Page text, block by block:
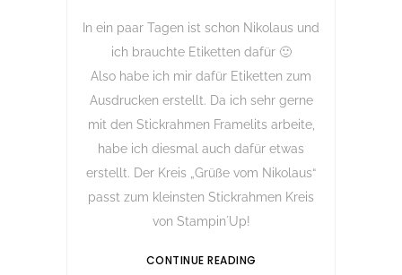
In ein paar Tagen ist schon Nikolaus und
ich brauchte Etiketten dafür 🙂
Also habe ich mir dafür Etiketten zum
Ausdrucken erstellt. Da ich sehr gerne
mit den Stickrahmen Framelits arbeite,
habe ich diesmal auch dafür etwas
erstellt. Der Kreis „Grüße vom Nikolaus“
passt zum kleinsten Stickrahmen Kreis
von Stampin´Up!
CONTINUE READING